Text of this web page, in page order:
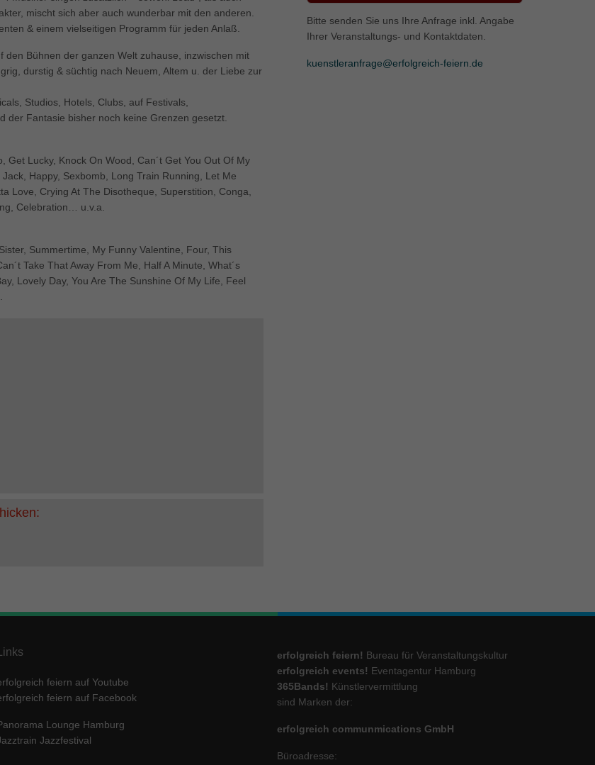
mischt sich aber auch wunderbar mit den anderen.
& einem vielseitigen Programm für jeden Anlaß.
Bühnen der ganzen Welt zuhause, inzwischen mit
durstig & süchtig nach Neuem, Altem u. der Liebe zur
Studios, Hotels, Clubs, auf Festivals,
der Fantasie bisher noch keine Grenzen gesetzt.
Lucky, Knock On Wood, Can´t Get You Out Of My
Happy, Sexbomb, Long Train Running, Let Me
Love, Crying At The Disotheque, Superstition, Conga,
Celebration… u.v.a.
Summertime, My Funny Valentine, Four, This
Take That Away From Me, Half A Minute, What´s
Lovely Day, You Are The Sunshine Of My Life, Feel
Bitte senden Sie uns Ihre Anfrage inkl. Angabe
Ihrer Veranstaltungs- und Kontaktdaten.
kuenstleranfrage@erfolgreich-feiern.de
Links
feiern auf Youtube
feiern auf Facebook
Lounge Hamburg
Jazzfestival
erfolgreich feiern! Bureau für Veranstaltungskultur
erfolgreich events! Eventagentur Hamburg
365Bands! Künstlervermittlung
sind Marken der:
erfolgreich communmications GmbH
Büroadresse:
und Social-Media-Plattformen werden standardmäßig blockiert.
Einwilligung mehr.
Cookie-Informationen anzeigen
Cookie Datenschutzerklärung